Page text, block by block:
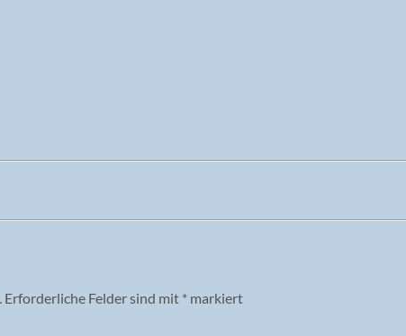
Erforderliche Felder sind mit * markiert